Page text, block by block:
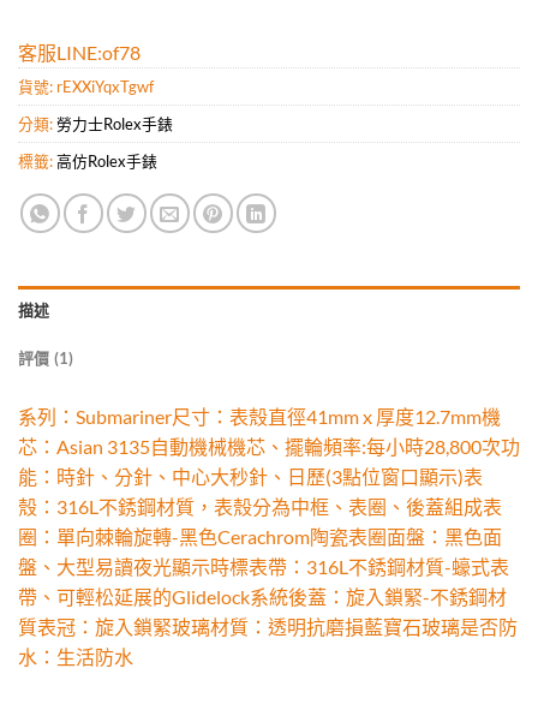
客服LINE:of78
貨號: rEXXiYqxTgwf
分類:勞力士Rolex手錶
標籤:高仿Rolex手錶
描述
評價 (1)
系列：Submariner尺寸：表殼直徑41mm x 厚度12.7mm機
芯：Asian 3135自動機械機芯、擺輪頻率:每小時28,800次功
能：時針、分針、中心大秒針、日歷(3點位窗口顯示)表
殼：316L不銹鋼材質，表殼分為中框、表圈、後蓋組成表
圈：單向棘輪旋轉-黑色Cerachrom陶瓷表圈面盤：黑色面
盤、大型易讀夜光顯示時標表帶：316L不銹鋼材質-蠔式表
帶、可輕松延展的Glidelock系統後蓋：旋入鎖緊-不銹鋼材
質表冠：旋入鎖緊玻璃材質：透明抗磨損藍寶石玻璃是否防
水：生活防水